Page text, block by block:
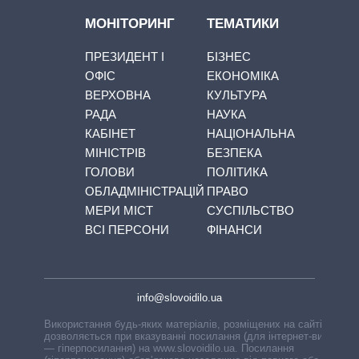
МОНІТОРИНГ
ПРЕЗИДЕНТ І
ОФІС
ВЕРХОВНА
РАДА
КАБІНЕТ
МІНІСТРІВ
ГОЛОВИ
ОБЛАДМІНІСТРАЦІЙ
МЕРИ МІСТ
ВСІ ПЕРСОНИ
ТЕМАТИКИ
БІЗНЕС
ЕКОНОМІКА
КУЛЬТУРА
НАУКА
НАЦІОНАЛЬНА
БЕЗПЕКА
ПОЛІТИКА
ПРАВО
СУСПІЛЬСТВО
ФІНАНСИ
info@slovoidilo.ua
Використання будь-яких матеріалів, розміщених на сайті,
дозволяється при вказуванні посилання (для інтернет-видань
— гіперпосилання) на www.slovoidilo.ua. Посилання